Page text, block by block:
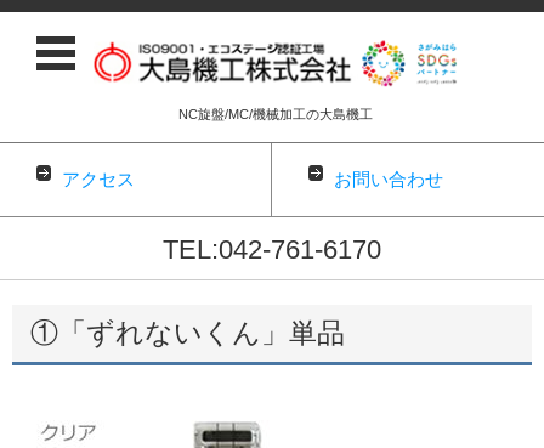
NC旋盤/MC/機械加工の大島機工
アクセス お問い合わせ
TEL:042-761-6170
コンテンツに移動
①「ずれないくん」単品